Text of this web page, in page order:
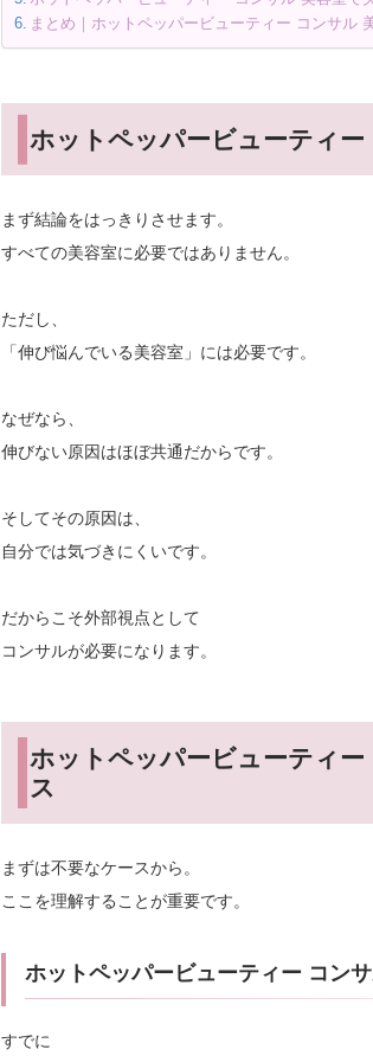
まとめ｜ホットペッパービューティー コンサル
ホットペッパービューティー
まず結論をはっきりさせます。
すべての美容室に必要ではありません。
ただし、
「伸び悩んでいる美容室」には必要です。
なぜなら、
伸びない原因はほぼ共通だからです。
そしてその原因は、
自分では気づきにくいです。
だからこそ外部視点として
コンサルが必要になります。
ホットペッパービューティ
ス
まずは不要なケースから。
ここを理解することが重要です。
ホットペッパービューティー コン
すでに